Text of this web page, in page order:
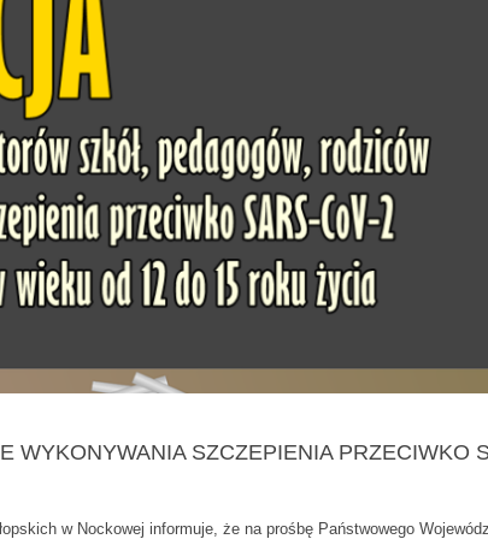
WYKONYWANIA SZCZEPIENIA PRZECIWKO
w Nockowej informuje, że na prośbę Państwowego